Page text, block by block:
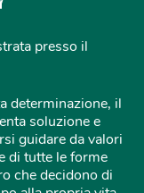
presso il
determinazione, il
soluzione e
guidare da valori
di tutte le forme
che decidono di